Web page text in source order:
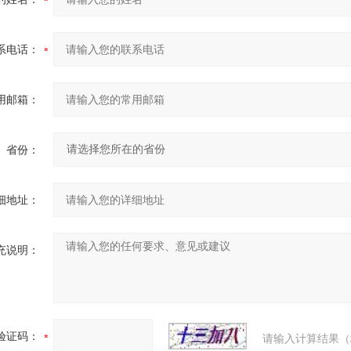
电话：
邮箱：
省份：
地址：
说明：
证码： 请输入计算结果